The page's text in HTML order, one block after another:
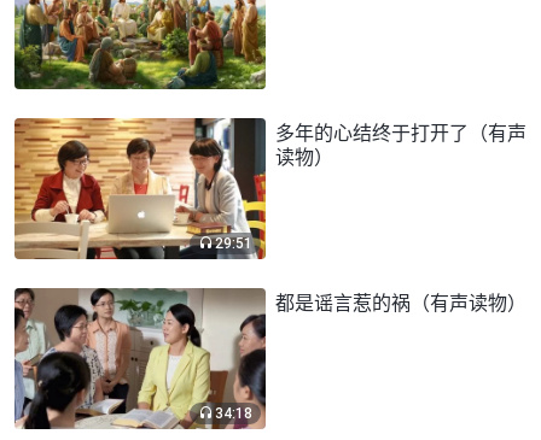
29:51
多年的心结终于打开了（有声
读物）
34:18
都是谣言惹的祸（有声读物）